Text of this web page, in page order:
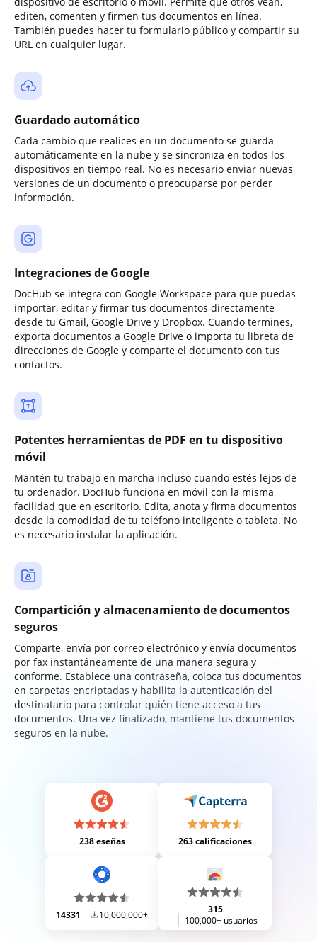
editen, comenten y firmen tus documentos en línea.
También puedes hacer tu formulario público y compartir su
URL en cualquier lugar.
Guardado automático
Cada cambio que realices en un documento se guarda
automáticamente en la nube y se sincroniza en todos los
dispositivos en tiempo real. No es necesario enviar nuevas
versiones de un documento o preocuparse por perder
información.
Integraciones de Google
DocHub se integra con Google Workspace para que puedas
importar, editar y firmar tus documentos directamente
desde tu Gmail, Google Drive y Dropbox. Cuando termines,
exporta documentos a Google Drive o importa tu libreta de
direcciones de Google y comparte el documento con tus
contactos.
Potentes herramientas de PDF en tu dispositivo
móvil
Mantén tu trabajo en marcha incluso cuando estés lejos de
tu ordenador. DocHub funciona en móvil con la misma
facilidad que en escritorio. Edita, anota y firma documentos
desde la comodidad de tu teléfono inteligente o tableta. No
es necesario instalar la aplicación.
Compartición y almacenamiento de documentos
seguros
Comparte, envía por correo electrónico y envía documentos
por fax instantáneamente de una manera segura y
conforme. Establece una contraseña, coloca tus documentos
en carpetas encriptadas y habilita la autenticación del
destinatario para controlar quién tiene acceso a tus
documentos. Una vez finalizado, mantiene tus documentos
seguros en la nube.
238 eseñas 263 calificaciones
14331 10,000,000+
315
100,000+ usuarios